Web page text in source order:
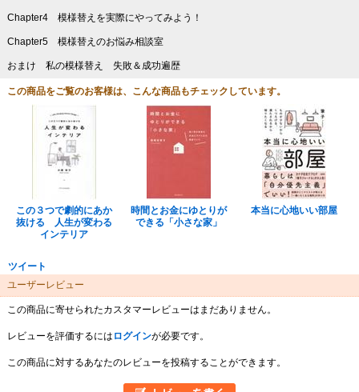
Chapter4 模様替えを実際にやってみよう！
Chapter5 模様替えのお悩み相談室
おまけ 私の模様替え 失敗＆成功遍歴
この商品をご覧のお客様は、こんな商品もチェックしています。
この３つで劇的にあか
抜ける 人生が変わる
インテリア
時間とお金にゆとりが
できる「小さな家」
本当に心地いい部屋
ツイート
ユーザーレビュー
この商品に寄せられたカスタマーレビューはまだありません。
レビューを評価するには ログインが必要です。
この商品に対するあなたのレビューを投稿することができます。